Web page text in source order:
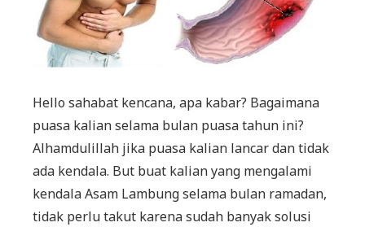
di
Bulan
Ramadan
Hello sahabat kencana, apa kabar? Bagaimana
puasa kalian selama bulan puasa tahun ini?
Alhamdulillah jika puasa kalian lancar dan tidak
ada kendala. But buat kalian yang mengalami
kendala Asam Lambung selama bulan ramadan,
tidak perlu takut karena sudah banyak solusi